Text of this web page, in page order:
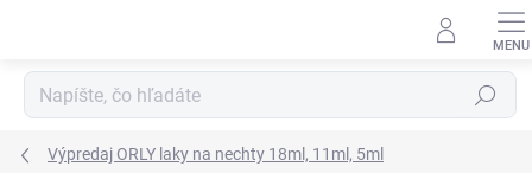
Hľadať
Výpredaj ORLY laky na nechty 18ml, 11ml, 5ml